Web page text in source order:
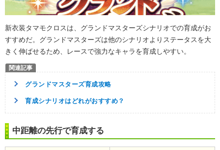
新衣装タマモクロスは、グランドマスターズシナリオでの育成がお
すすめだ。グランドマスターズは他のシナリオよりステータスを大
きく伸ばせるため、レースで強力なキャラを育成しやすい。
グランドマスターズ育成攻略
育成シナリオはどれがおすすめ？
中距離の先行で育成する